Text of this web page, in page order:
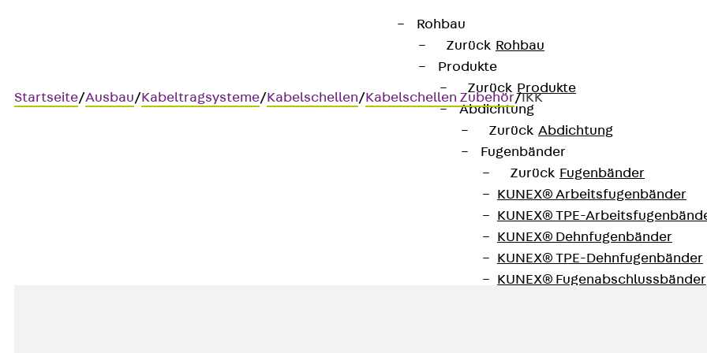
Rohbau
Zurück Rohbau
Produkte
Zurück Produkte
Abdichtung
Zurück Abdichtung
Fugenbänder
Zurück Fugenbänder
KUNEX® Arbeitsfugenbänder
KUNEX® TPE-
KUNEX® Dehnfugenbänder
KUNEX® TPE-Dehnfugenbänder
KUNEX® Fugenabschlussbänder
Startseite/Ausbau/Kabeltragsysteme/Kabelschellen/Kabelschellen Zubehör/IKK